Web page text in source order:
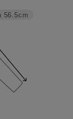
56.5cm